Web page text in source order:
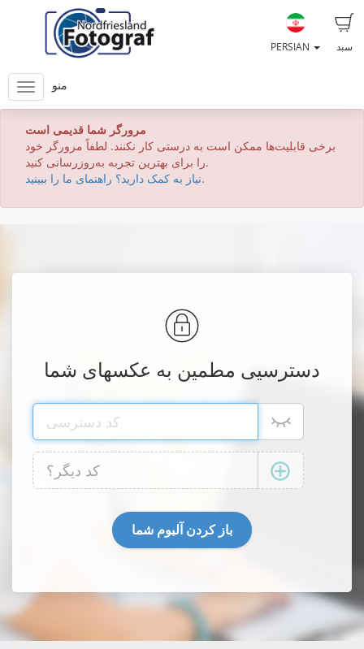
سبد PERSIAN
منو
مرورگر شما قدیمی است
برخی قابلیت‌ها ممکن است به درستی کار نکنند. لطفاً مرورگر خود
را برای بهترین تجربه به‌روزرسانی کنید.
نیاز به کمک دارید؟ راهنمای ما را ببینید.
دسترسیی مطمین به عکسهای شما